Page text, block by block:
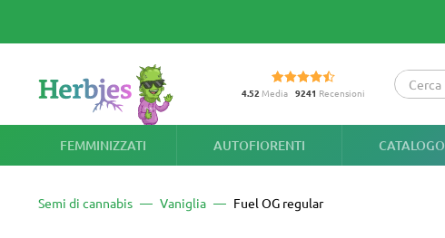
4.52 Media 9241 Recensioni
FEMMINIZZATI AUTOFIORENTI CATALOGO
Semi di cannabis Vaniglia Fuel OG regular